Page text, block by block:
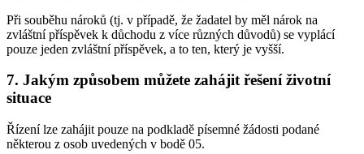
Při souběhu nároků (tj. v případě, že žadatel by měl nárok na
zvláštní příspěvek k důchodu z více různých důvodů) se vyplácí
pouze jeden zvláštní příspěvek, a to ten, který je vyšší.
7. Jakým způsobem můžete zahájit řešení životní
situace
Řízení lze zahájit pouze na podkladě písemné žádosti podané
některou z osob uvedených v bodě 05.